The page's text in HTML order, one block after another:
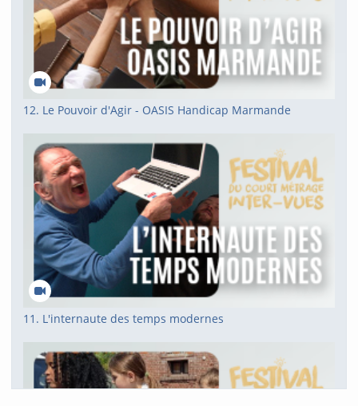
12. Le Pouvoir d'Agir - OASIS Handicap Marmande
11. L'internaute des temps modernes